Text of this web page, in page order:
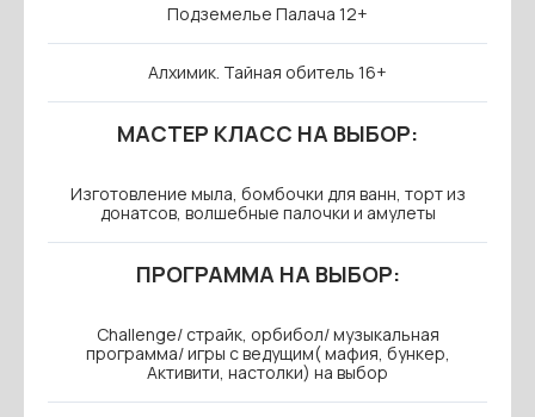
Подземелье Палача 12+
Алхимик. Тайная обитель 16+
МАСТЕР КЛАСС НА ВЫБОР:
Изготовление мыла, бомбочки для ванн, торт из
донатсов, волшебные палочки и амулеты
ПРОГРАММА НА ВЫБОР:
Challenge/ страйк, орбибол/ музыкальная
программа/ игры с ведущим( мафия, бункер,
Активити, настолки) на выбор